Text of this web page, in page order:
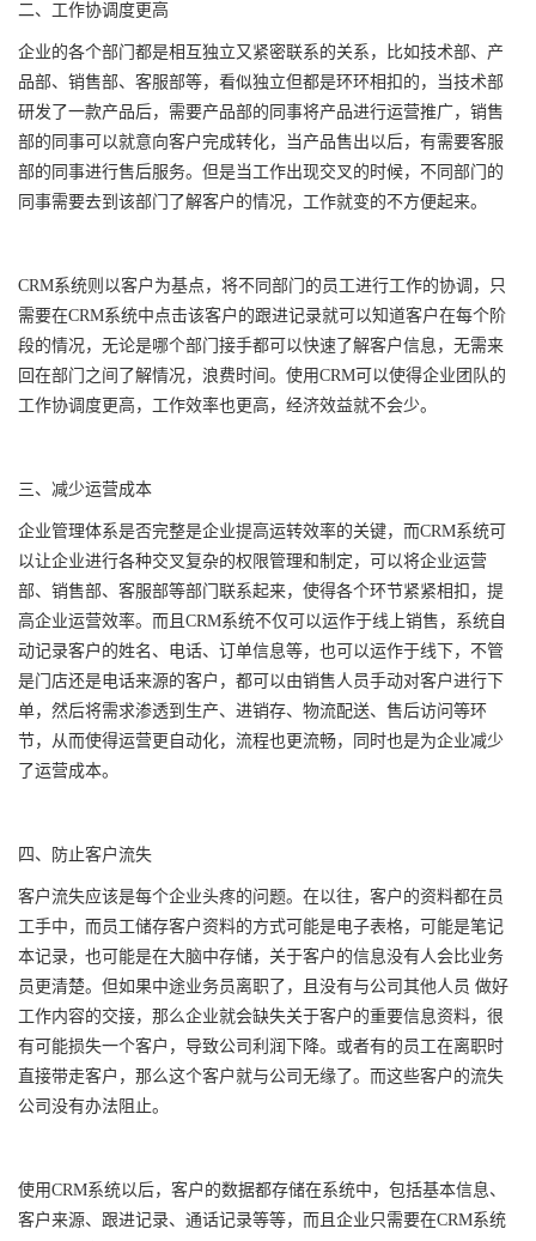
二、工作协调度更高
企业的各个部门都是相互独立又紧密联系的关系，比如技术部、产
品部、销售部、客服部等，看似独立但都是环环相扣的，当技术部
研发了一款产品后，需要产品部的同事将产品进行运营推广，销售
部的同事可以就意向客户完成转化，当产品售出以后，有需要客服
部的同事进行售后服务。但是当工作出现交叉的时候，不同部门的
同事需要去到该部门了解客户的情况，工作就变的不方便起来。
CRM系统则以客户为基点，将不同部门的员工进行工作的协调，只
需要在CRM系统中点击该客户的跟进记录就可以知道客户在每个阶
段的情况，无论是哪个部门接手都可以快速了解客户信息，无需来
回在部门之间了解情况，浪费时间。使用CRM可以使得企业团队的
工作协调度更高，工作效率也更高，经济效益就不会少。
三、减少运营成本
企业管理体系是否完整是企业提高运转效率的关键，而CRM系统可
以让企业进行各种交叉复杂的权限管理和制定，可以将企业运营
部、销售部、客服部等部门联系起来，使得各个环节紧紧相扣，提
高企业运营效率。而且CRM系统不仅可以运作于线上销售，系统自
动记录客户的姓名、电话、订单信息等，也可以运作于线下，不管
是门店还是电话来源的客户，都可以由销售人员手动对客户进行下
单，然后将需求渗透到生产、进销存、物流配送、售后访问等环
节，从而使得运营更自动化，流程也更流畅，同时也是为企业减少
了运营成本。
四、防止客户流失
客户流失应该是每个企业头疼的问题。在以往，客户的资料都在员
工手中，而员工储存客户资料的方式可能是电子表格，可能是笔记
本记录，也可能是在大脑中存储，关于客户的信息没有人会比业务
员更清楚。但如果中途业务员离职了，且没有与公司其他人员 做好
工作内容的交接，那么企业就会缺失关于客户的重要信息资料，很
有可能损失一个客户，导致公司利润下降。或者有的员工在离职时
直接带走客户，那么这个客户就与公司无缘了。而这些客户的流失
公司没有办法阻止。
使用CRM系统以后，客户的数据都存储在系统中，包括基本信息、
客户来源、跟进记录、通话记录等等，而且企业只需要在CRM系统